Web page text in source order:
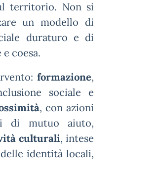
territorio. Non si
un modello di
duraturo e di
coesa.
formazione,
sociale e
, con azioni
di mutuo aiuto,
culturali, intese
identità locali,